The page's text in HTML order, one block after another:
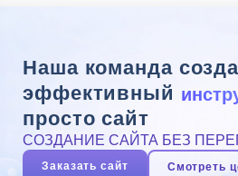
Наша команда
эффективный
просто сайт
СОЗДАНИЕ САЙТА БЕЗ
Заказать сайт Смотреть